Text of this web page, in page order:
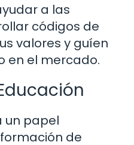
a las
códigos de
valores y guíen
en el mercado.
un papel
de